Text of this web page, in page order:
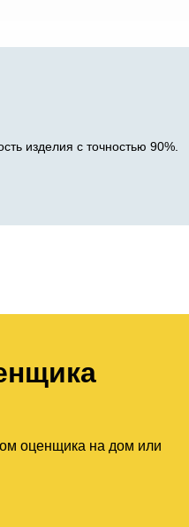
изделия с точностью 90%.
оценщика на дом или